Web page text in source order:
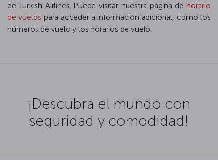
de Turkish Airlines. Puede visitar nuestra página de horario
de vuelos para acceder a información adicional, como los
números de vuelo y los horarios de vuelo.
¡Descubra el mundo con
seguridad y comodidad!